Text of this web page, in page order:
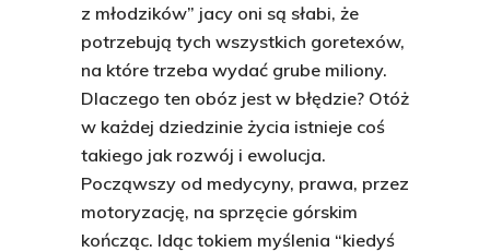
z młodzików” jacy oni są słabi, że
potrzebują tych wszystkich goretexów,
na które trzeba wydać grube miliony.
Dlaczego ten obóz jest w błędzie? Otóż
w każdej dziedzinie życia istnieje coś
takiego jak rozwój i ewolucja.
Począwszy od medycyny, prawa, przez
motoryzację, na sprzęcie górskim
kończąc. Idąc tokiem myślenia “kiedyś